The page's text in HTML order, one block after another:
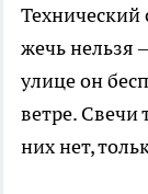
Технический
жечь нельзя
улице он
ветре. Свечи
них нет,